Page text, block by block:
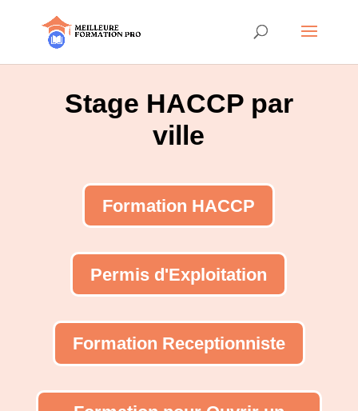
Stage HACCP par
ville
Formation HACCP
Permis d'Exploitation
Formation Receptionniste